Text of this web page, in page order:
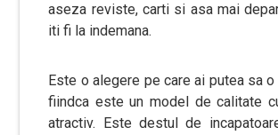
aseza reviste, carti si asa mai
iti fi la indemana.
Este o alegere pe care ai putea sa
fiindca este un model de calitate
atractiv. Este destul de